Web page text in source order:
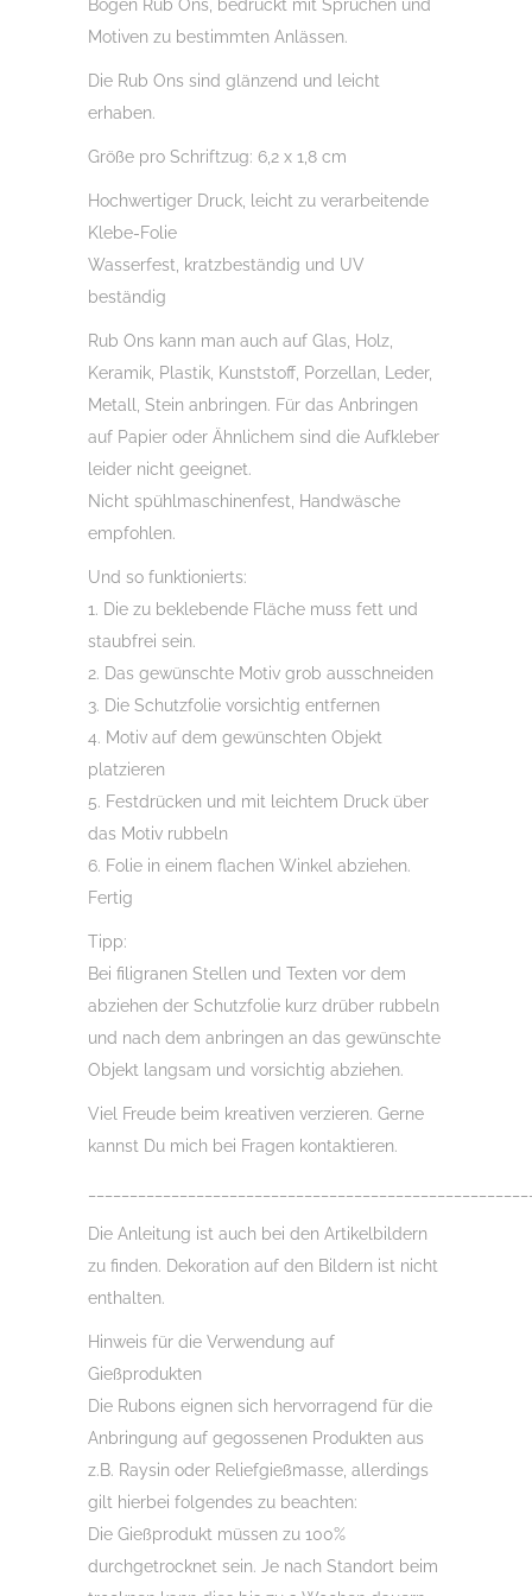
Holz,
Bogen Rub Ons, bedruckt mit Sprüchen und
Motiven zu bestimmten Anlässen.
Die Rub Ons sind glänzend und leicht
erhaben.
Größe pro Schriftzug: 6,2 x 1,8 cm
Hochwertiger Druck, leicht zu verarbeitende
Klebe-Folie
Wasserfest, kratzbeständig und UV
beständig
Rub Ons kann man auch auf Glas, Holz,
Keramik, Plastik, Kunststoff, Porzellan, Leder,
Metall, Stein anbringen. Für das Anbringen
auf Papier oder Ähnlichem sind die Aufkleber
leider nicht geeignet.
Nicht spühlmaschinenfest, Handwäsche
empfohlen.
Und so funktionierts:
1. Die zu beklebende Fläche muss fett und
staubfrei sein.
2. Das gewünschte Motiv grob ausschneiden
3. Die Schutzfolie vorsichtig entfernen
4. Motiv auf dem gewünschten Objekt
platzieren
5. Festdrücken und mit leichtem Druck über
das Motiv rubbeln
6. Folie in einem flachen Winkel abziehen.
Fertig
Tipp:
Bei filigranen Stellen und Texten vor dem
abziehen der Schutzfolie kurz drüber rubbeln
und nach dem anbringen an das gewünschte
Objekt langsam und vorsichtig abziehen.
Viel Freude beim kreativen verzieren. Gerne
kannst Du mich bei Fragen kontaktieren.
Die Anleitung ist auch bei den Artikelbildern
zu finden. Dekoration auf den Bildern ist nicht
enthalten.
Hinweis für die Verwendung auf
Gießprodukten
Die Rubons eignen sich hervorragend für die
Anbringung auf gegossenen Produkten aus
z.B. Raysin oder Reliefgießmasse, allerdings
gilt hierbei folgendes zu beachten:
Die Gießprodukt müssen zu 100%
durchgetrocknet sein. Je nach Standort beim